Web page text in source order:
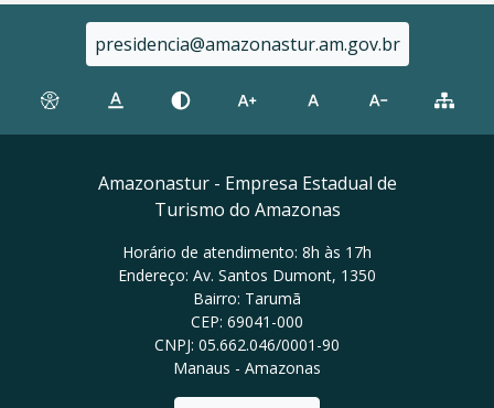
presidencia@amazonastur.am.gov.br
Amazonastur - Empresa Estadual de
Turismo do Amazonas
Horário de atendimento: 8h às 17h
Endereço: Av. Santos Dumont, 1350
Bairro: Tarumã
CEP: 69041-000
CNPJ: 05.662.046/0001-90
Manaus - Amazonas